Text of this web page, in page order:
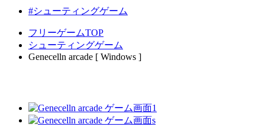
#シューティングゲーム
フリーゲームTOP
シューティングゲーム
Genecelln arcade [ Windows ]